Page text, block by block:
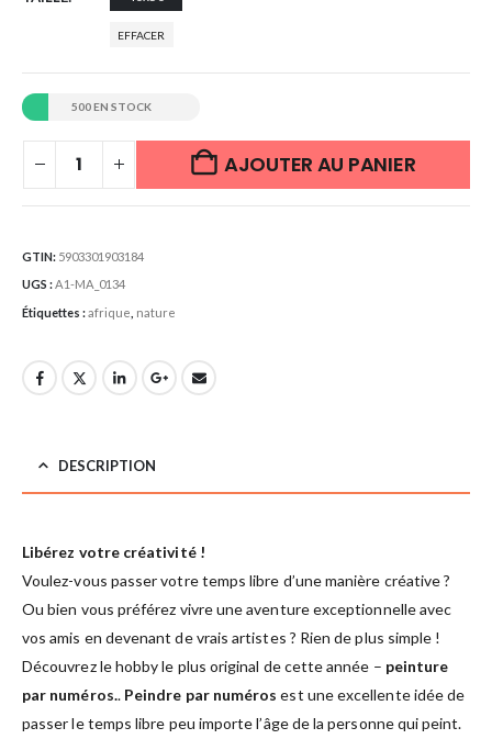
EFFACER
500 EN STOCK
AJOUTER AU PANIER
GTIN: 5903301903184
UGS :A1-MA_0134
Étiquettes :afrique nature
DESCRIPTION
Libérez votre créativité !
Voulez-vous passer votre temps libre d’une manière créative ?
Ou bien vous préférez vivre une aventure exceptionnelle avec
vos amis en devenant de vrais artistes ? Rien de plus simple !
Découvrez le hobby le plus original de cette année – peinture
par numéros.. Peindre par numéros est une excellente idée de
passer le temps libre peu importe l’âge de la personne qui peint.